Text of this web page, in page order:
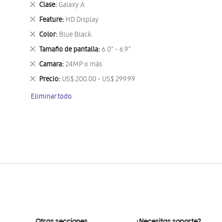
Clase Galaxy A
Eliminar
este
artículo
Feature HD Display
Eliminar
este
artículo
Color Blue Black.
Eliminar
este
artículo
Tamaño de pantalla 6.0" - 6.9"
Eliminar
este
artículo
Camara 24MP o más
Eliminar
este
artículo
Precio US$ 200.00 - US$ 299.99
Eliminar
artículo
Eliminar todo